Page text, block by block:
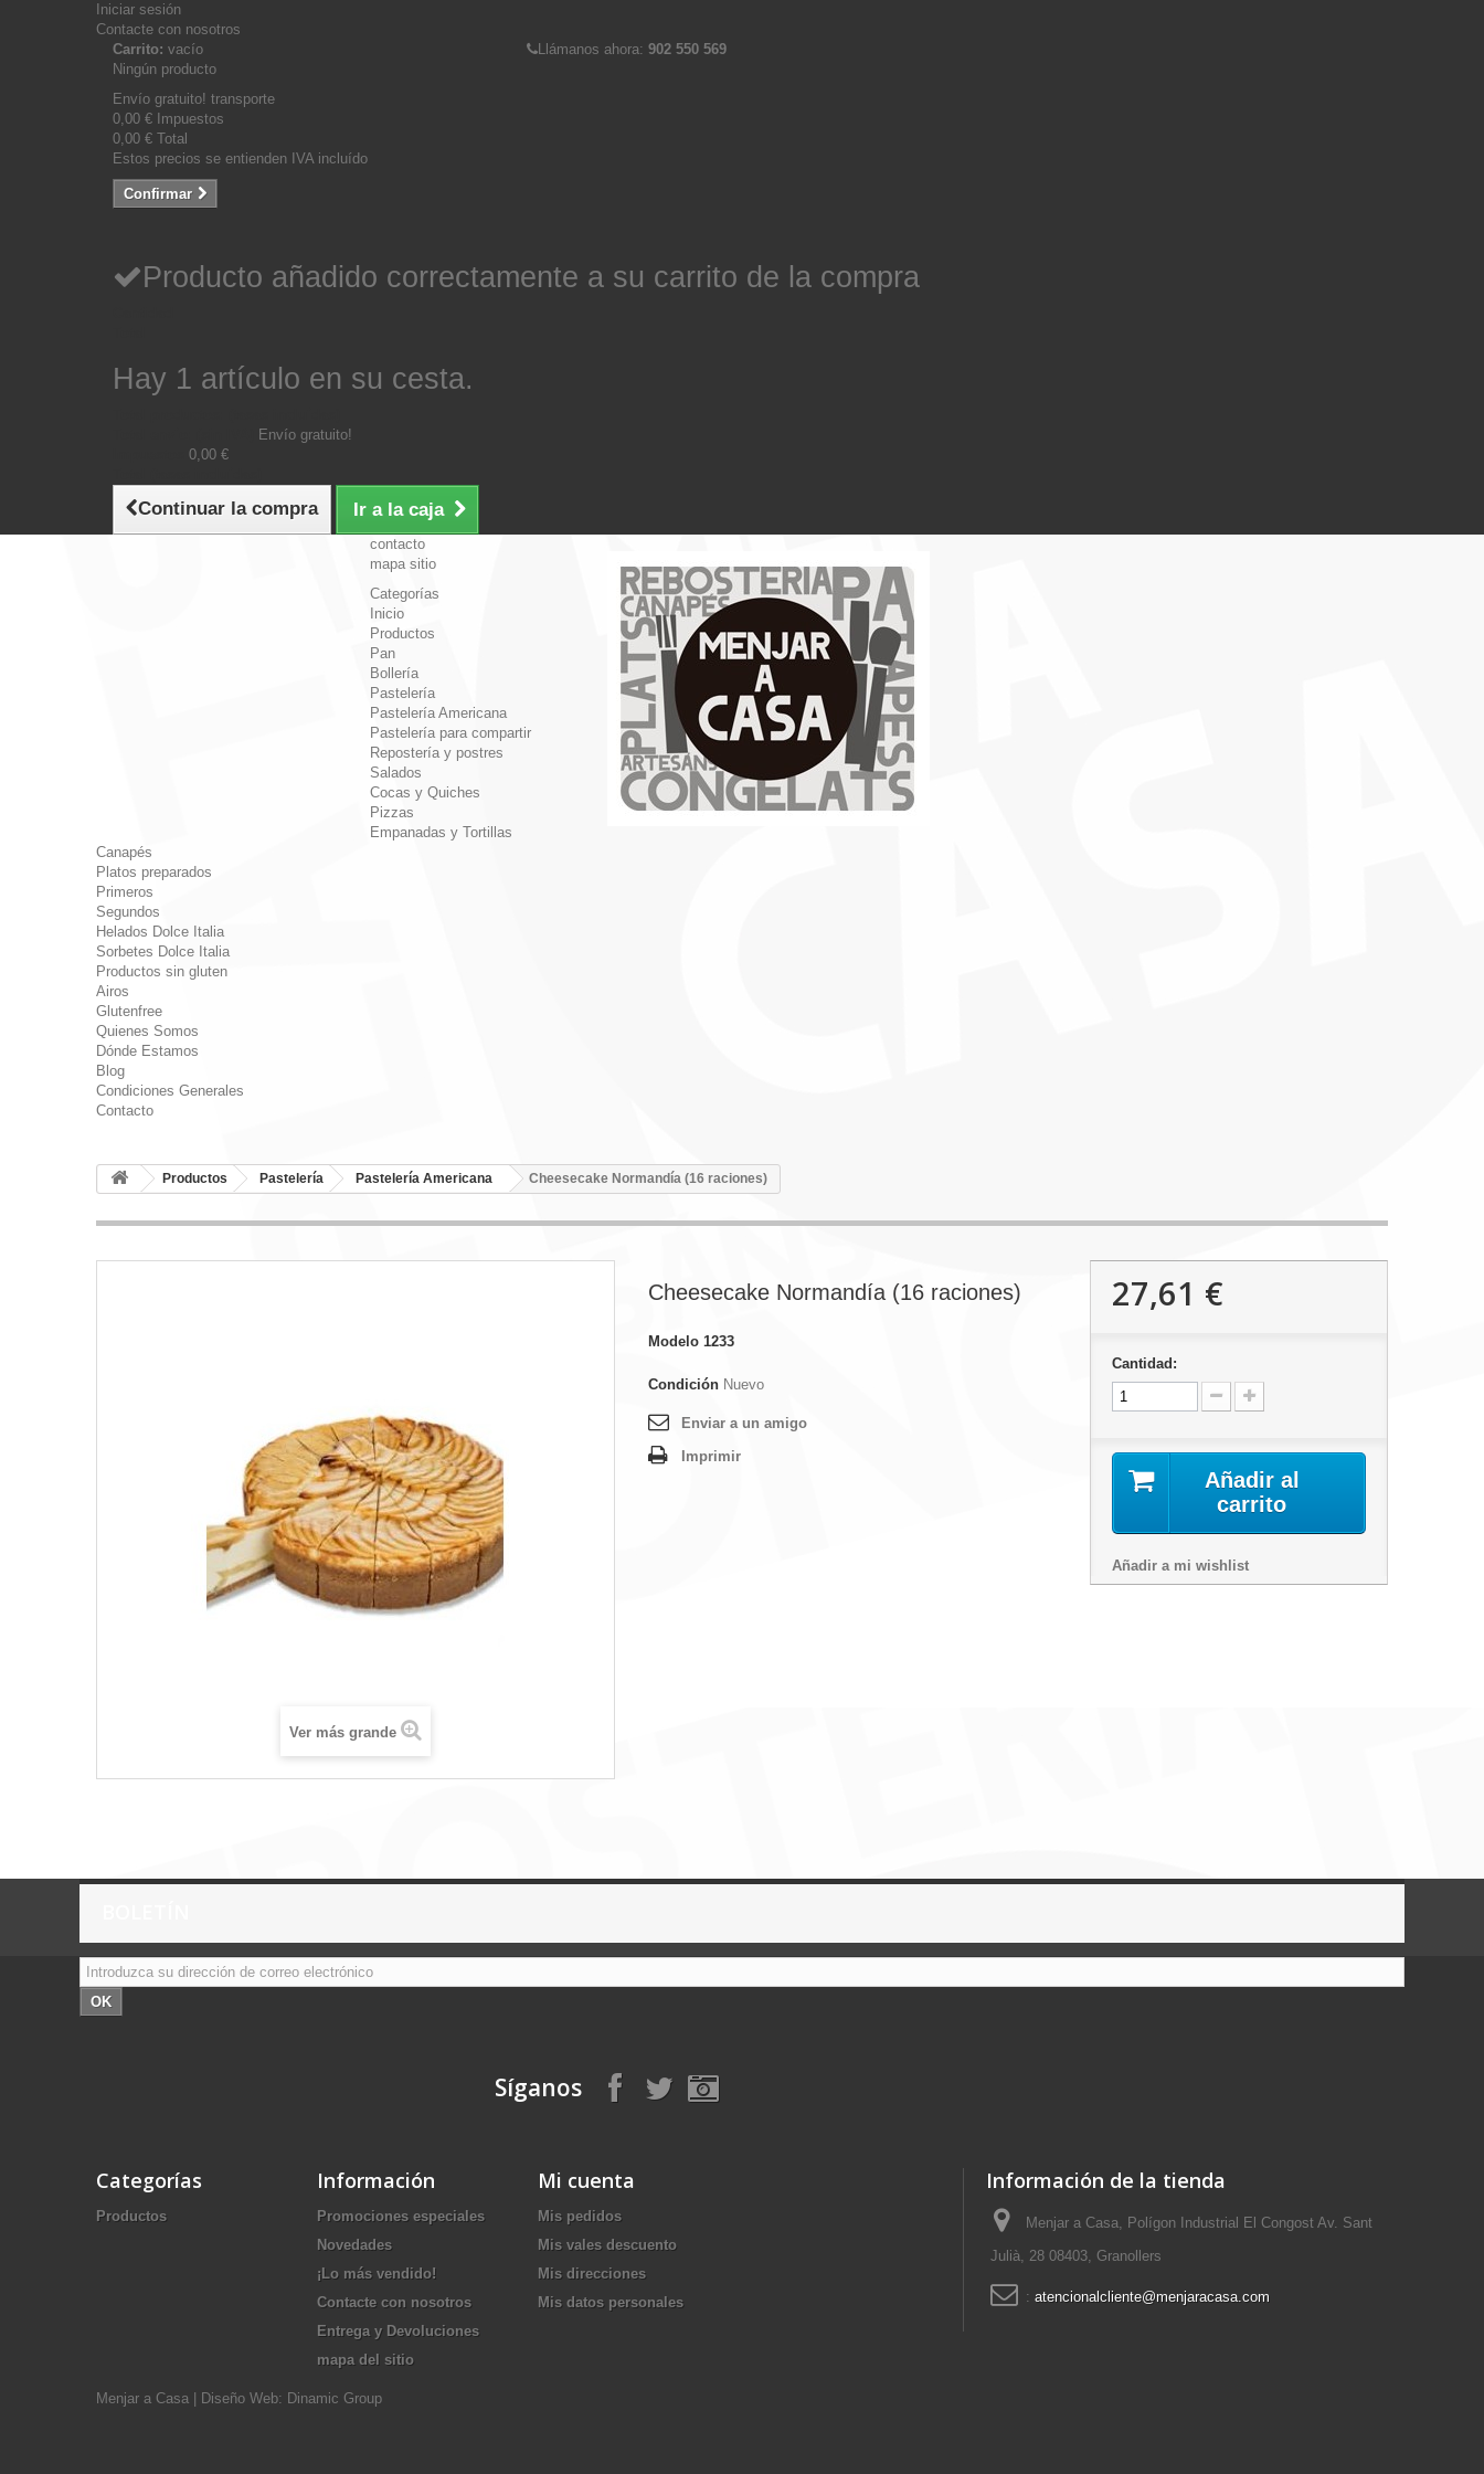
Iniciar sesión
Contacte con nosotros
Llámanos ahora: 902 550 569
Carrito: vacío
Ningún producto
Envío gratuito! transporte
0,00 € Impuestos
0,00 € Total
Estos precios se entienden IVA incluído
Confirmar
Producto añadido correctamente a su carrito de la compra
Hay 1 artículo en su cesta.
Envío gratuito!
0,00 €
Continuar la compra Ir a la caja
contacto
mapa sitio
Categorías
Inicio
Productos
Pan
Bollería
Pastelería
Pastelería Americana
Pastelería para compartir
Repostería y postres
Salados
Cocas y Quiches
Pizzas
Empanadas y Tortillas
Canapés
Platos preparados
Primeros
Segundos
Helados Dolce Italia
Sorbetes Dolce Italia
Productos sin gluten
Airos
Glutenfree
Quienes Somos
Dónde Estamos
Blog
Condiciones Generales
Contacto
Productos Pastelería Pastelería Americana Cheesecake Normandía (16 raciones)
Ver más grande
Cheesecake Normandía (16 raciones)
Modelo 1233
Condición Nuevo
Enviar a un amigo
Imprimir
27,61 €
Cantidad:
Añadir al
carrito
Añadir a mi wishlist
OK
Síganos
Categorías
Productos
Información
Promociones especiales
Novedades
¡Lo más vendido!
Contacte con nosotros
Entrega y Devoluciones
mapa del sitio
Mi cuenta
Mis pedidos
Mis vales descuento
Mis direcciones
Mis datos personales
Información de la tienda
Menjar a Casa, Polígon Industrial El Congost Av. Sant
Julià, 28 08403, Granollers
: atencionalcliente@menjaracasa.com
Menjar a Casa Diseño Web: Dinamic Group